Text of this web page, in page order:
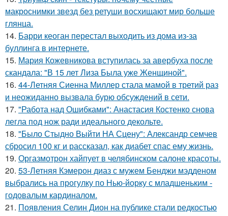
макроснимки звезд без ретуши восхищают мир больше
глянца.
14. Барри кеоган перестал выходить из дома из-за
буллинга в интернете.
15. Мария Кожевникова вступилась за авербуха после
скандала: "В 15 лет Лиза Была уже Женщиной".
16. 44-Летняя Сиенна Миллер стала мамой в третий раз
и неожиданно вызвала бурю обсуждений в сети.
17. "Работа над Ошибками": Анастасия Костенко снова
легла под нож ради идеального декольте.
18. "Было Стыдно Выйти НА Сцену": Александр семчев
сбросил 100 кг и рассказал, как диабет спас ему жизнь.
19. Оргазмотрон хайпует в челябинском салоне красоты.
20. 53-Летняя Кэмерон диаз с мужем Бенджи мэдденом
выбрались на прогулку по Нью-йорку с младшеньким -
годовалым кардиналом.
21. Появления Селин Дион на публике стали редкостью